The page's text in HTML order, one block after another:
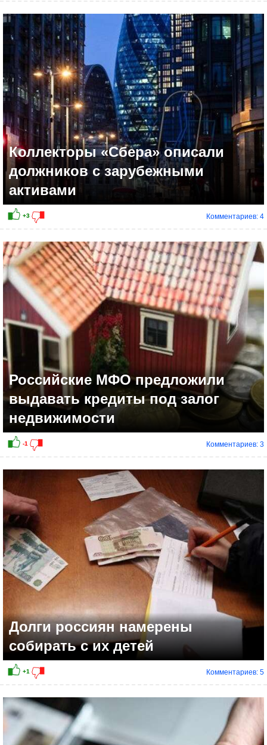
0
+2
Коллекторы «Сбера» описали
должников с зарубежными
активами
Комментариев: 4
Российские МФО предложили
выдавать кредиты под залог
недвижимости
Комментариев: 3
Долги россиян намерены
собирать с их детей
Комментариев: 5